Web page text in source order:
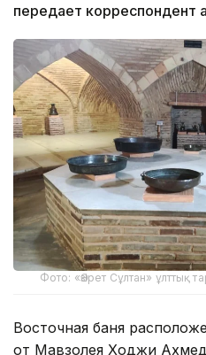
передает корреспондент
Фото: «Әзірет Сұлтан» ұлттық
Восточная баня
от Мавзолея Ходжи